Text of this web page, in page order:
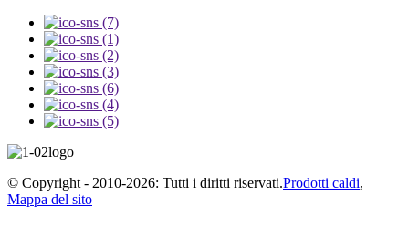
© Copyright - 2010-2026: Tutti i diritti riservati.Prodotti caldi,
Mappa del sito